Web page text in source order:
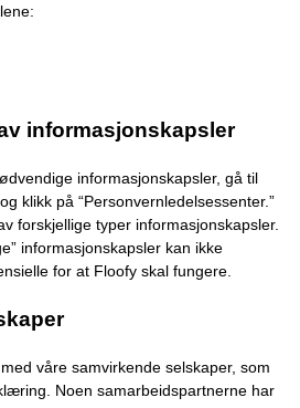
informasjonskapsler
informasjonskapsler, gå til
klikk på “Personvernledelsessenter.”
forskjellige typer informasjonskapsler.
informasjonskapsler kan ikke
for at Floofy skal fungere.
våre samvirkende selskaper, som
Noen samarbeidspartnerne har